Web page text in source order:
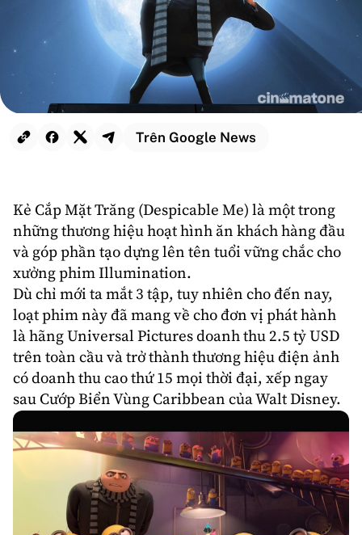
Trên Google News
Kẻ Cắp Mặt Trăng (Despicable Me) là một trong
những thương hiệuhoạt hình ăn khách hàng đầu
và góp phần tạo dựng lên tên tuổi vững chắc cho
xưởng phimIllumination.
Dù chỉ mới ta mắt 3 tập, tuy nhiên cho đến nay,
loạt phim này đã mang về cho đơn vị phát hành
là hãngUniversal Picturesdoanh thu 2.5 tỷ USD
trên toàn cầu và trở thành thương hiệu điện ảnh
có doanh thu cao thứ 15 mọi thời đại, xếp ngay
sau Cướp Biển Vùng Caribbean của Walt Disney.